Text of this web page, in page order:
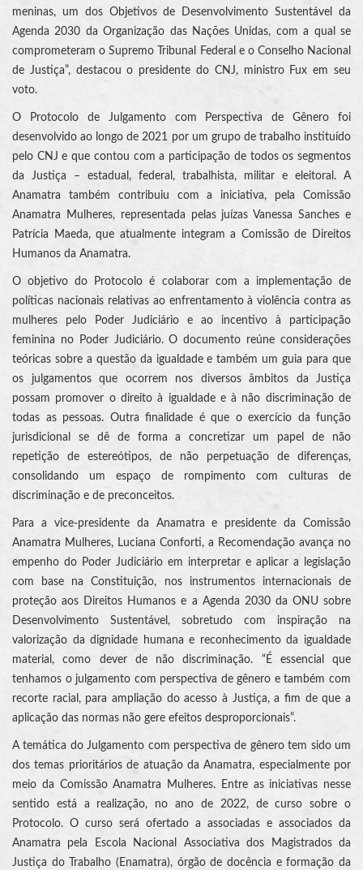
meninas, um dos Objetivos de Desenvolvimento Sustentável da
Agenda 2030 da Organização das Nações Unidas, com a qual se
comprometeram o Supremo Tribunal Federal e o Conselho Nacional
de Justiça”, destacou o presidente do CNJ, ministro Fux em seu
voto.
O Protocolo de Julgamento com Perspectiva de Gênero foi
desenvolvido ao longo de 2021 por um grupo de trabalho instituído
pelo CNJ e que contou com a participação de todos os segmentos
da Justiça – estadual, federal, trabalhista, militar e eleitoral. A
Anamatra também contribuiu com a iniciativa, pela Comissão
Anamatra Mulheres, representada pelas juízas Vanessa Sanches e
Patrícia Maeda, que atualmente integram a Comissão de Direitos
Humanos da Anamatra.
O objetivo do Protocolo é colaborar com a implementação de
políticas nacionais relativas ao enfrentamento à violência contra as
mulheres pelo Poder Judiciário e ao incentivo à participação
feminina no Poder Judiciário. O documento reúne considerações
teóricas sobre a questão da igualdade e também um guia para que
os julgamentos que ocorrem nos diversos âmbitos da Justiça
possam promover o direito à igualdade e à não discriminação de
todas as pessoas. Outra finalidade é que o exercício da função
jurisdicional se dê de forma a concretizar um papel de não
repetição de estereótipos, de não perpetuação de diferenças,
consolidando um espaço de rompimento com culturas de
discriminação e de preconceitos.
Para a vice-presidente da Anamatra e presidente da Comissão
Anamatra Mulheres, Luciana Conforti, a Recomendação avança no
empenho do Poder Judiciário em interpretar e aplicar a legislação
com base na Constituição, nos instrumentos internacionais de
proteção aos Direitos Humanos e a Agenda 2030 da ONU sobre
Desenvolvimento Sustentável, sobretudo com inspiração na
valorização da dignidade humana e reconhecimento da igualdade
material, como dever de não discriminação. “É essencial que
tenhamos o julgamento com perspectiva de gênero e também com
recorte racial, para ampliação do acesso à Justiça, a fim de que a
aplicação das normas não gere efeitos desproporcionais”.
A temática do Julgamento com perspectiva de gênero tem sido um
dos temas prioritários de atuação da Anamatra, especialmente por
meio da Comissão Anamatra Mulheres. Entre as iniciativas nesse
sentido está a realização, no ano de 2022, de curso sobre o
Protocolo. O curso será ofertado a associadas e associados da
Anamatra pela Escola Nacional Associativa dos Magistrados da
Justiça do Trabalho (Enamatra), órgão de docência e formação da